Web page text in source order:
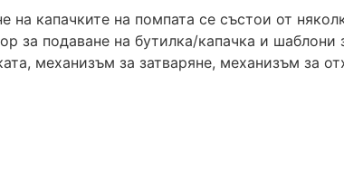
на капачките на помпата се състои от
за подаване на бутилка/капачка и шаблони
механизъм за затваряне, механизъм за